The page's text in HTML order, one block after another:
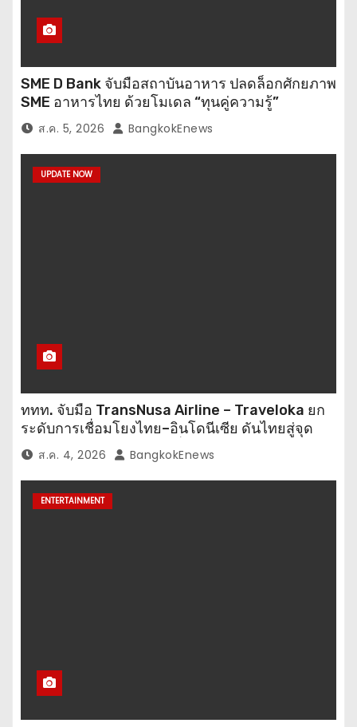
SME D Bank จับมือสถาบันอาหาร ปลดล็อกศักยภาพ
SME อาหารไทย ด้วยโมเดล “ทุนคู่ความรู้”
ส.ค. 5, 2026 BangkokEnews
UPDATE NOW
ททท. จับมือ TransNusa Airline – Traveloka ยก
ระดับการเชื่อมโยงไทย–อินโดนีเซีย ดันไทยสู่จุด
หมายปลายทางคุณภาพ เชื่อม Asean Tourism
และ Muslim-Friendly Destination
ส.ค. 4, 2026 BangkokEnews
ENTERTAINMENT